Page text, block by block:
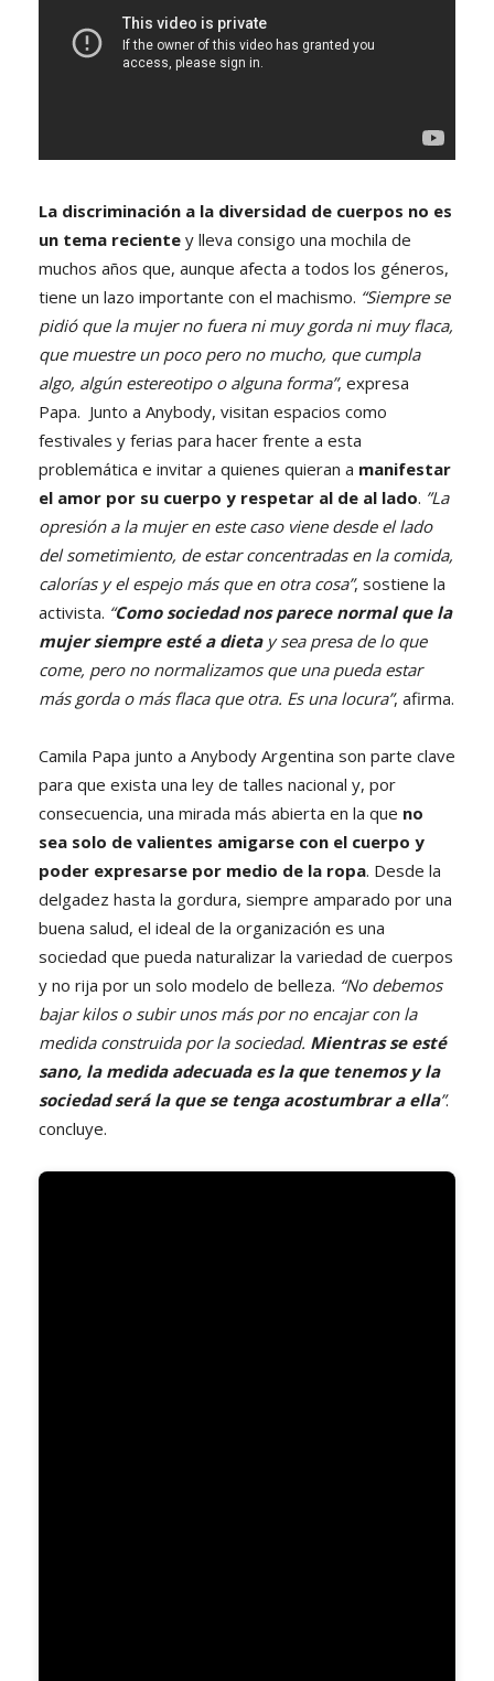
La discriminación a la diversidad de cuerpos no es
un tema reciente y lleva consigo una mochila de
muchos años que, aunque afecta a todos los géneros,
tiene un lazo importante con el machismo. “Siempre se
pidió que la mujer no fuera ni muy gorda ni muy flaca,
que muestre un poco pero no mucho, que cumpla
algo, algún estereotipo o alguna forma”, expresa
Papa. Junto a Anybody, visitan espacios como
festivales y ferias para hacer frente a esta
problemática e invitar a quienes quieran a manifestar
el amor por su cuerpo y respetar al de al lado. ”La
opresión a la mujer en este caso viene desde el lado
del sometimiento, de estar concentradas en la comida,
calorías y el espejo más que en otra cosa”, sostiene la
activista. “Como sociedad nos parece normal que la
mujer siempre esté a dietay sea presa de lo que
come, pero no normalizamos que una pueda estar
más gorda o más flaca que otra. Es una locura”, afirma.
Camila Papa junto a Anybody Argentina son parte clave
para que exista una ley de talles nacional y, por
consecuencia, una mirada más abierta en la que no
sea solo de valientes amigarse con el cuerpo y
poder expresarse por medio de la ropa. Desde la
delgadez hasta la gordura, siempre amparado por una
buena salud, el ideal de la organización es una
sociedad que pueda naturalizar la variedad de cuerpos
y no rija por un solo modelo de belleza. “No debemos
bajar kilos o subir unos más por no encajar con la
medida construida por la sociedad. Mientras se esté
sano, la medida adecuada es la que tenemos y la
sociedad será la que se tenga acostumbrar a ella”.
concluye.